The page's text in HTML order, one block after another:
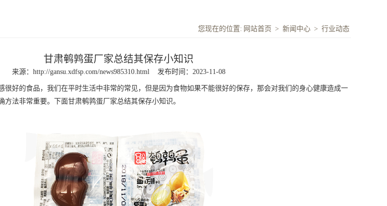
您现在的位置: 网站首页 > 新闻中心 > 行业动态
甘肃鹌鹑蛋厂家总结其保存小知识
来源： http://gansu.xdfsp.com/news985310.html 发布时间：2023-11-08
很好的食品，我们在平时生活中非常的常见，但是因为食物如果不能很好的保存，那会对我们的身心健康造成一
方法非常重要。下面甘肃鹌鹑蛋厂家总结其保存小知识。